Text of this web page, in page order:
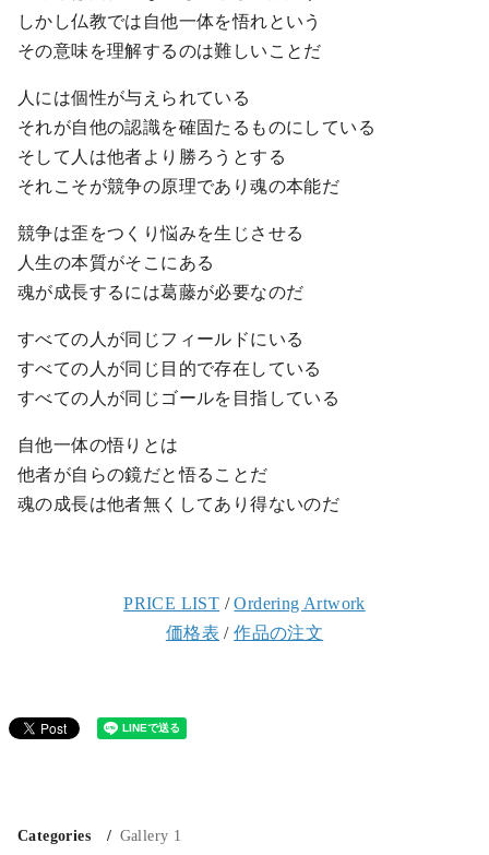
しかし仏教では自他一体を悟れという
その意味を理解するのは難しいことだ
人には個性が与えられている
それが自他の認識を確固たるものにしている
そして人は他者より勝ろうとする
それこそが競争の原理であり魂の本能だ
競争は歪をつくり悩みを生じさせる
人生の本質がそこにある
魂が成長するには葛藤が必要なのだ
すべての人が同じフィールドにいる
すべての人が同じ目的で存在している
すべての人が同じゴールを目指している
自他一体の悟りとは
他者が自らの鏡だと悟ることだ
魂の成長は他者無くしてあり得ないのだ
PRICE LIST /Ordering Artwork
価格表 /作品の注文
Categories
Gallery 1